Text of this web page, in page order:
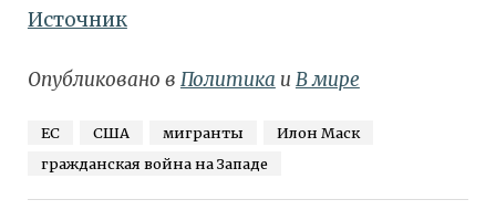
Источник
Опубликовано в Политика и В мире
ЕС США мигранты
Илон Маск
гражданская война на Западе